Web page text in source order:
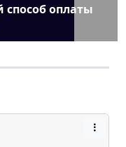
способ оплаты